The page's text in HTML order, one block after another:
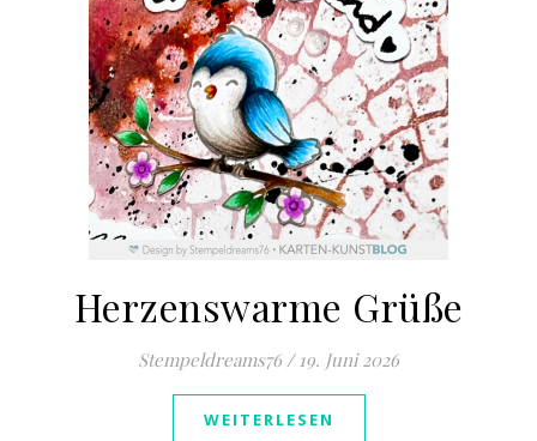
Herzenswarme Grüße
Stempeldreams76 / 19. Juni 2026
WEITERLESEN